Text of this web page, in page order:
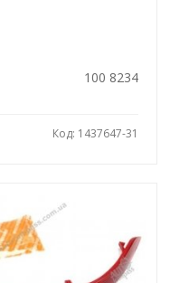
100 8234
Код: 1437647-31